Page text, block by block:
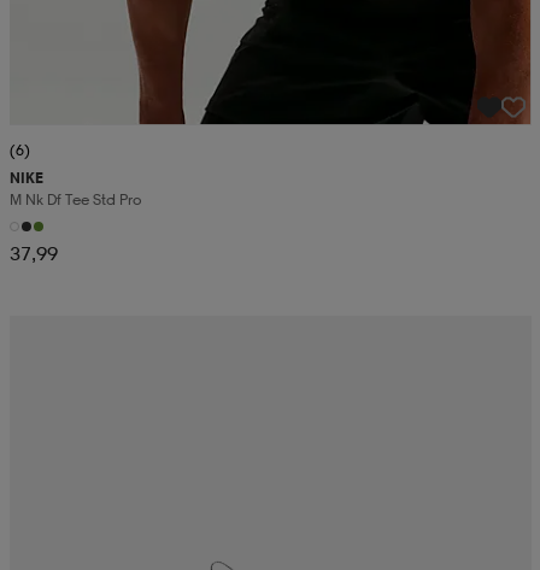
(6)
NIKE
M Nk Df Tee Std Pro
37,99